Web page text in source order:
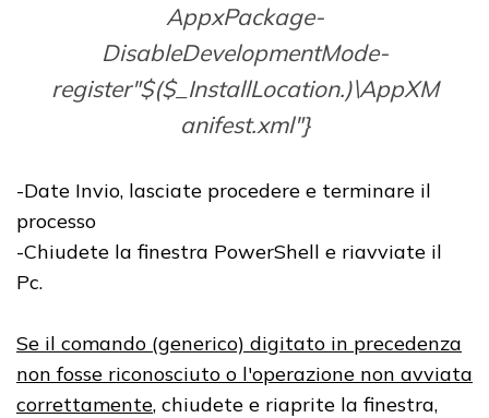
AppxPackage-
DisableDevelopmentMode-
register"$($_InstallLocation.)\AppXM
anifest.xml"}
-Date Invio, lasciate procedere e terminare il
processo
-Chiudete la finestra PowerShell e riavviate il
Pc.
Se il comando (generico) digitato in precedenza
non fosse riconosciuto o l'operazione non avviata
correttamente, chiudete e riaprite la finestra,